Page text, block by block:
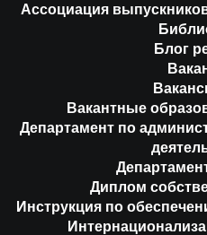
Ассоциация
Блог
Вакантные
Департамент по
Диплом
Инструкция по